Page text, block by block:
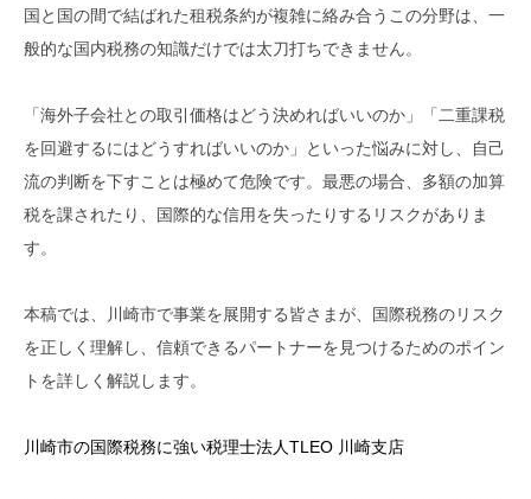
国と国の間で結ばれた租税条約が複雑に絡み合うこの分野は、一
般的な国内税務の知識だけでは太刀打ちできません。
「海外子会社との取引価格はどう決めればいいのか」「二重課税
を回避するにはどうすればいいのか」といった悩みに対し、自己
流の判断を下すことは極めて危険です。最悪の場合、多額の加算
税を課されたり、国際的な信用を失ったりするリスクがありま
す。
本稿では、川崎市で事業を展開する皆さまが、国際税務のリスク
を正しく理解し、信頼できるパートナーを見つけるためのポイン
トを詳しく解説します。
川崎市の国際税務に強い税理士法人TLEO 川崎支店